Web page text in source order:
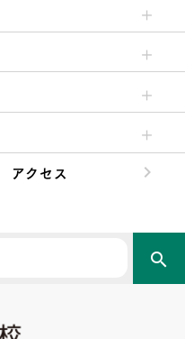
アクセス
search